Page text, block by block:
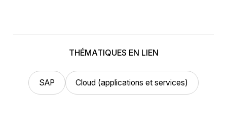
THÉMATIQUES EN LIEN
SAP Cloud (applications et services)